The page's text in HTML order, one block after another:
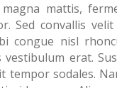
mattis,
Sed convallis
congue nisl
erat.
tempor sodales.